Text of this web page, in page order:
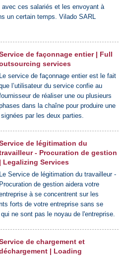
ces salariés et les envoyant à
un certain temps. Vilado SARL
de façonnage entier | Full
services
Le service de façonnage entier est le fait
l’utilisateur du service confie au
de réaliser une ou plusieurs
dans la chaîne pour produire une
par les deux parties.
de légitimation du
- Procuration de gestion
| Legalizing Services
Le Service de légitimation du travailleur -
Procuration de gestion aidera votre
à se concentrent sur les
forts de votre entreprise sans se
ne sont pas le noyau de l'entreprise.
de chargement et
| Loading